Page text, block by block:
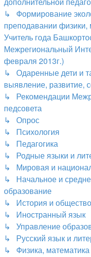
↳ Формирование
преподавании
Учитель года
Межрегиональный
февраля 2013г.)
↳ Одаренные дети и
выявление, развитие,
↳ Рекомендации
педсовета
↳ Опрос
↳ Психология
↳ Педагогика
↳ Родные языки и
↳ Мировая и
↳ Начальное и
образование
↳ История и
↳ Иностранный язык
↳ Управление
↳ Русский язык и
↳ Физика,